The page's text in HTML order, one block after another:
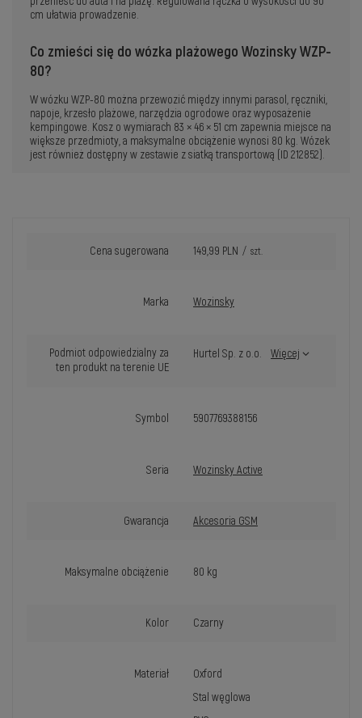
cm ułatwia prowadzenie.
Co zmieści się do wózka plażowego Wozinsky WZP-
80?
W wózku WZP-80 można przewozić między innymi parasol, ręczniki,
napoje, krzesło plażowe, narzędzia ogrodowe oraz wyposażenie
kempingowe. Kosz o wymiarach 83 × 46 × 51 cm zapewnia miejsce na
większe przedmioty, a maksymalne obciążenie wynosi 80 kg. Wózek
jest również dostępny w zestawie z siatką transportową (ID 212852).
Cena sugerowana 149,99 PLN / szt.
Marka Wozinsky
Podmiot odpowiedzialny za
ten produkt na terenie UE
Hurtel Sp. z o.o. Więcej
Symbol 5907769388156
Seria Wozinsky Active
Gwarancja Akcesoria GSM
Maksymalne obciążenie 80 kg
Kolor Czarny
Materiał
Oxford
Stal węglowa